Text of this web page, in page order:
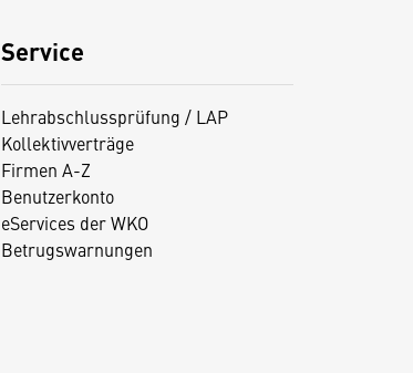
Service
Lehrabschlussprüfung / LAP
Kollektivverträge
Firmen A-Z
Benutzerkonto
eServices der WKO
Betrugswarnungen